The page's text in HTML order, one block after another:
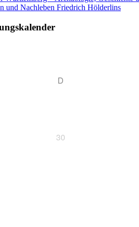
und Nachleben Friedrich Hölderlins
D
30